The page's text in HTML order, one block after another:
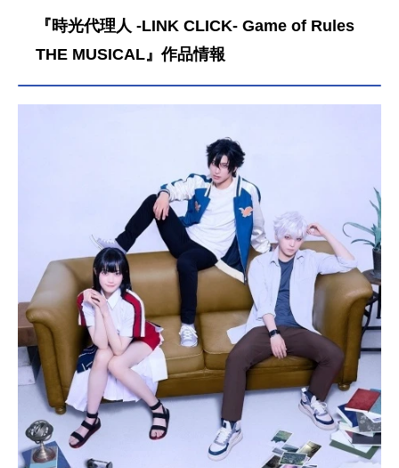
『時光代理人 -LINK CLICK- Game of Rules
THE MUSICAL』作品情報